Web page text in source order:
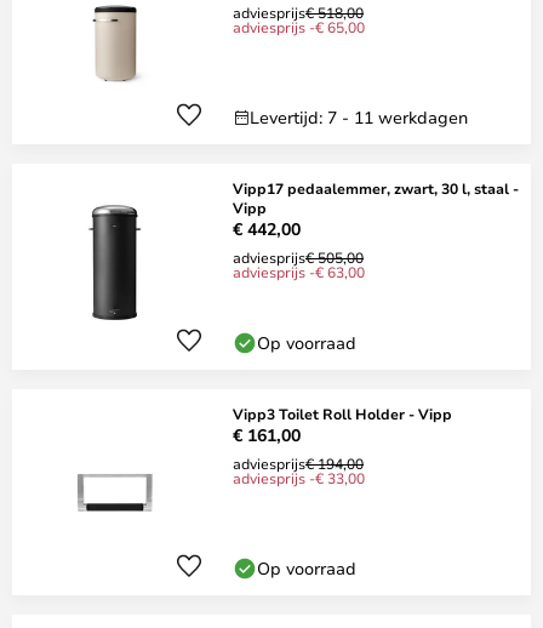
adviesprijs€ 518,00
adviesprijs -€ 65,00
Levertijd: 7 - 11 werkdagen
Vipp17 pedaalemmer, zwart, 30 l, staal -
Vipp
€ 442,00
adviesprijs€ 505,00
adviesprijs -€ 63,00
Op voorraad
Vipp3 Toilet Roll Holder - Vipp
€ 161,00
adviesprijs€ 194,00
adviesprijs -€ 33,00
Op voorraad